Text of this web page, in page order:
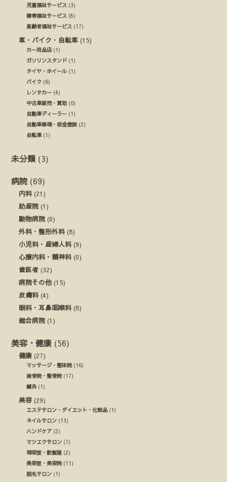
児童福祉サービス (3)
障害福祉サービス (8)
高齢者福祉サービス (17)
車・バイク・自転車 (15)
カー用品店 (1)
ガソリンスタンド (1)
タイヤ・ホイール (1)
バイク (6)
レンタカー (4)
中古車販売・買取 (0)
自動車ディーラー (1)
自動車修理・板金塗装 (2)
自転車(1)
未分類 (3)
病院 (69)
内科 (21)
助産院 (1)
動物病院 (0)
外科・整形外科 (8)
小児科・産婦人科 (9)
心療内科・精神科 (0)
歯医者 (32)
病院その他 (15)
皮膚科 (4)
眼科・耳鼻咽喉科 (8)
総合病院 (1)
美容・健康 (56)
健康 (27)
マッサージ・整体院(16)
接骨院・整骨院(17)
鍼灸(1)
美容 (29)
エステサロン・ダイエット・化粧品 (1)
ネイルサロン (13)
ハンドケア (2)
マツエクサロン (7)
理容室・散髪屋 (2)
美容室・美容院(11)
脱毛サロン (1)